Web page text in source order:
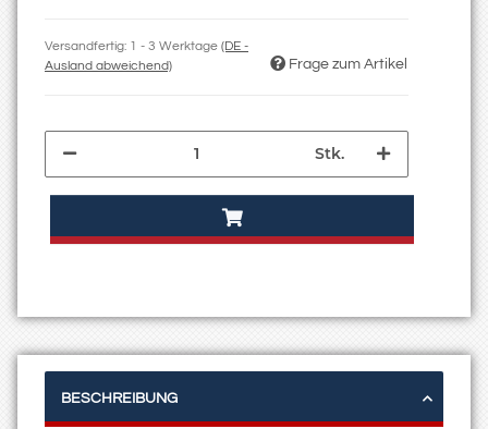
Versandfertig: 1 - 3 Werktage (DE -
Ausland abweichend)
Frage zum Artikel
Stk.
BESCHREIBUNG